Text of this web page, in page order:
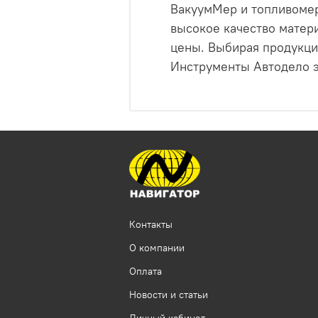
ВакуумМер и
высокое качество
цены. Выбирая
Инструменты Автодело
Контакты
О компании
Оплата
Новости и статьи